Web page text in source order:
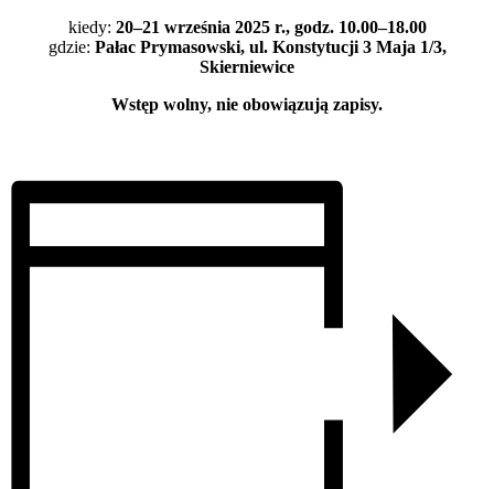
kiedy: 20–21 września 2025 r., godz. 10.00–18.00
gdzie: Pałac Prymasowski, ul. Konstytucji 3 Maja 1/3,
Skierniewice
Wstęp wolny, nie obowiązują zapisy.